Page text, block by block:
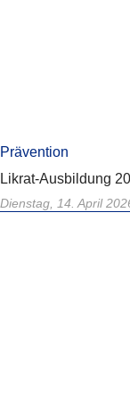
Prävention
Likrat-Ausbildung
Dienstag, 14. April